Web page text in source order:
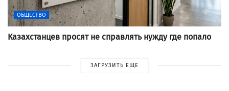
ОБЩЕСТВО
Казахстанцев просят не справлять нужду где попало
ЗАГРУЗИТЬ ЕЩЕ